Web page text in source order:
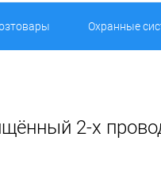
Охранные
2-х